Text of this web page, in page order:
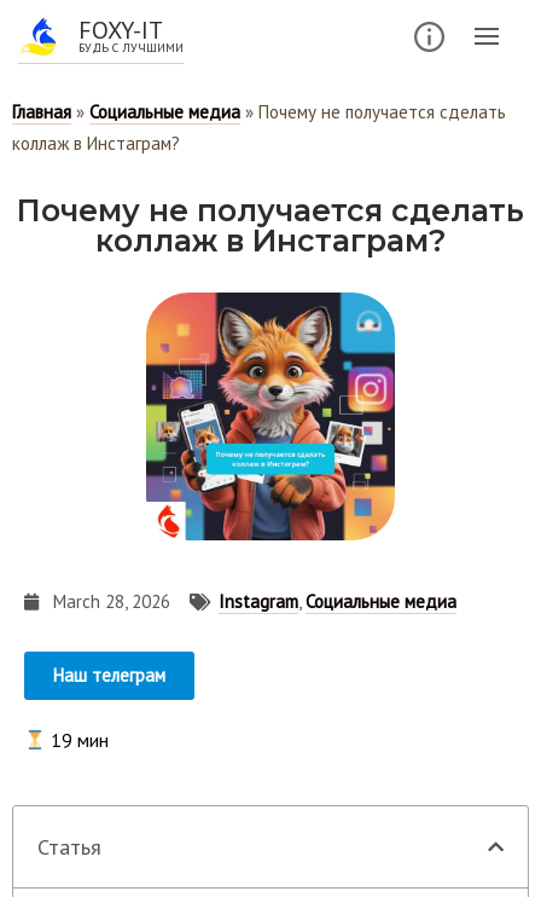
FOXY-IT
БУДЬ С ЛУЧШИМИ
Главная » Социальные медиа » Почему не получается сделать
коллаж в Инстаграм?
Почему не получается сделать
коллаж в Инстаграм?
March 28, 2026 Instagram,Социальные медиа
Наш телеграм
19 мин
Статья